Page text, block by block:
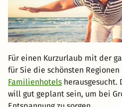
Für einen Kurzurlaub mit der
für Sie die schönsten
Familienhotels herausgesucht.
will gut geplant sein, um bei